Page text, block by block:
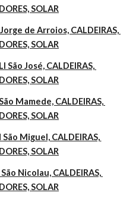
SOLAR
de Arroios, CALDEIRAS,
SOLAR
São José, CALDEIRAS,
SOLAR
Mamede, CALDEIRAS,
SOLAR
São Miguel, CALDEIRAS,
SOLAR
Nicolau, CALDEIRAS,
SOLAR